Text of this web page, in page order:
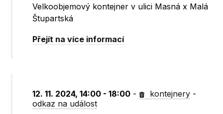
Velkoobjemový kontejner v ulici Masná x Malá
Štupartská
Přejít na více informací
12. 11. 2024, 14:00 - 18:00 - kontejnery -
odkaz na událost